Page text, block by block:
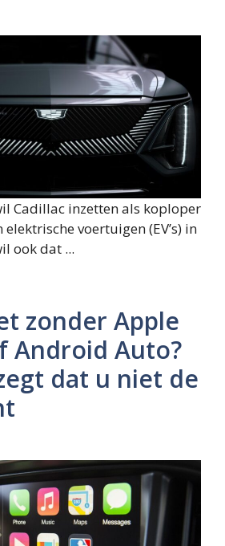
Cadillac inzetten als koploper
voertuigen (EV’s) in
ook dat ...
zonder Apple
Android Auto?
dat u niet de